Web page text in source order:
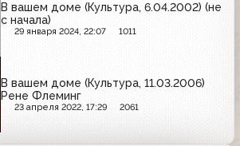
В вашем доме (Культура, 6.04.2002) (не
с начала)
29 января 2024, 22:07 1011
В вашем доме (Культура, 11.03.2006)
Рене Флеминг
23 апреля 2022, 17:29 2061